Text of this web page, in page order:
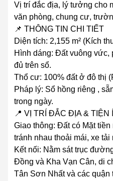
Vị trí đắc địa, lý tưởng cho
văn phòng, chung cư,
📌 THÔNG TIN CHI TIẾT
Diện tích: 2,155 m² (Kích
Hình dáng: Đất vuông vức,
đủ trên sổ.
Thổ cư: 100% đất ở đô thị
Pháp lý: Sổ hồng riêng ,
trong ngày.
📍 VỊ TRÍ ĐẮC ĐỊA & TIỆN
Giao thông: Đất có Mặt
tránh nhau thoải mái, xe tải
Kết nối: Nằm sát trục
Đồng và Kha Vạn Cân, di
Tân Sơn Nhất và các quận